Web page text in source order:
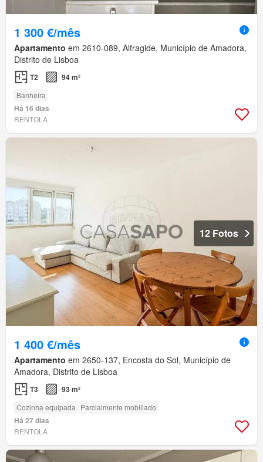
1 300 €/mês
Apartamento em 2610-089, Alfragide, Município de Amadora,
Distrito de Lisboa
T2 94 m²
Banheira
Há 16 dias
RENTOLA
12 Fotos
1 400 €/mês
Apartamento em 2650-137, Encosta do Sol, Município de
Amadora, Distrito de Lisboa
T3 93 m²
Cozinha equipada Parcialmente mobiliado
Há 27 dias
RENTOLA